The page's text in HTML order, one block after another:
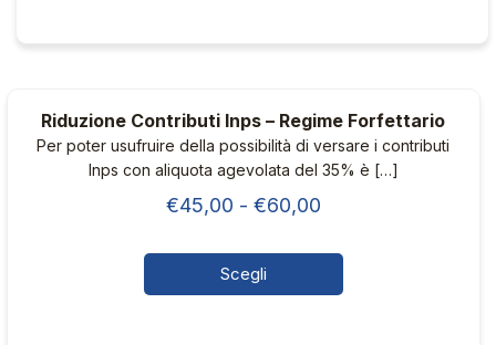
a
ha
Le
opzioni
possono
essere
pagina
Riduzione Contributi Inps – Regime Forfettario
Per poter usufruire della possibilità di versare i contributi
Inps con aliquota agevolata del 35% è […]
€45,00 - €60,00Fascia
da
Scegli
Questo